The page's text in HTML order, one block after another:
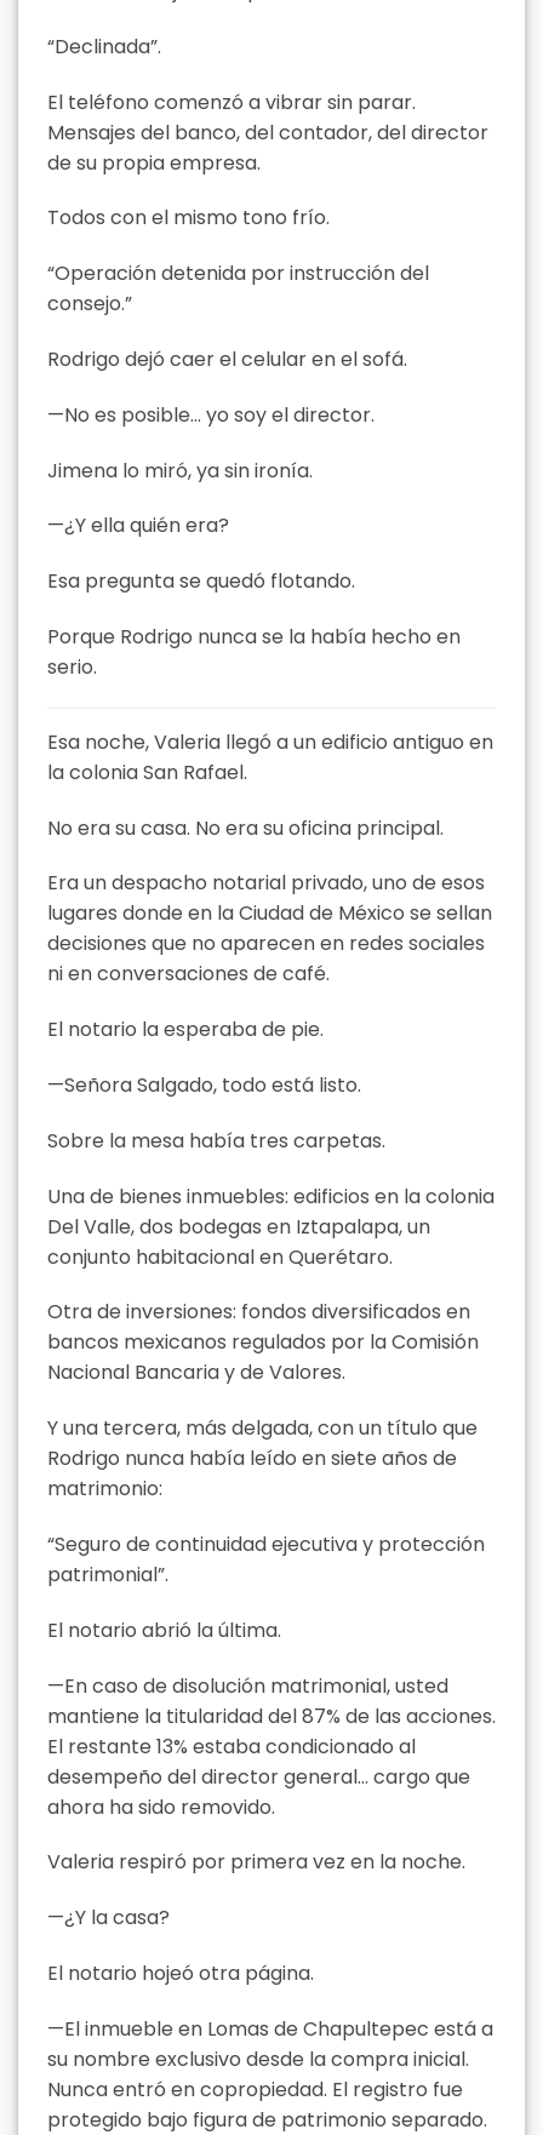
“Declinada”.
El teléfono comenzó a vibrar sin parar.
Mensajes del banco, del contador, del director
de su propia empresa.
Todos con el mismo tono frío.
“Operación detenida por instrucción del
consejo.”
Rodrigo dejó caer el celular en el sofá.
—No es posible… yo soy el director.
Jimena lo miró, ya sin ironía.
—¿Y ella quién era?
Esa pregunta se quedó flotando.
Porque Rodrigo nunca se la había hecho en
serio.
Esa noche, Valeria llegó a un edificio antiguo en
la colonia San Rafael.
No era su casa. No era su oficina principal.
Era un despacho notarial privado, uno de esos
lugares donde en la Ciudad de México se sellan
decisiones que no aparecen en redes sociales
ni en conversaciones de café.
El notario la esperaba de pie.
—Señora Salgado, todo está listo.
Sobre la mesa había tres carpetas.
Una de bienes inmuebles: edificios en la colonia
Del Valle, dos bodegas en Iztapalapa, un
conjunto habitacional en Querétaro.
Otra de inversiones: fondos diversificados en
bancos mexicanos regulados por la Comisión
Nacional Bancaria y de Valores.
Y una tercera, más delgada, con un título que
Rodrigo nunca había leído en siete años de
matrimonio:
“Seguro de continuidad ejecutiva y protección
patrimonial”.
El notario abrió la última.
—En caso de disolución matrimonial, usted
mantiene la titularidad del 87% de las acciones.
El restante 13% estaba condicionado al
desempeño del director general… cargo que
ahora ha sido removido.
Valeria respiró por primera vez en la noche.
—¿Y la casa?
El notario hojeó otra página.
—El inmueble en Lomas de Chapultepec está a
su nombre exclusivo desde la compra inicial.
Nunca entró en copropiedad. El registro fue
protegido bajo figura de patrimonio separado.